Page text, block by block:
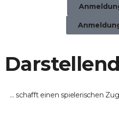
... schafft einen spielerischen